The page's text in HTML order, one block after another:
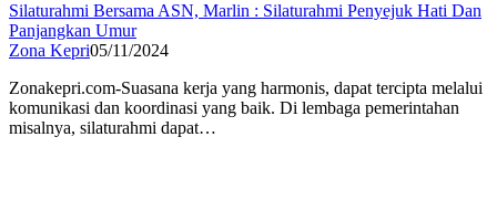
Silaturahmi Bersama ASN, Marlin : Silaturahmi Penyejuk Hati Dan
Panjangkan Umur
Zona Kepri05/11/2024
Zonakepri.com-Suasana kerja yang harmonis, dapat tercipta melalui
komunikasi dan koordinasi yang baik. Di lembaga pemerintahan
misalnya, silaturahmi dapat…